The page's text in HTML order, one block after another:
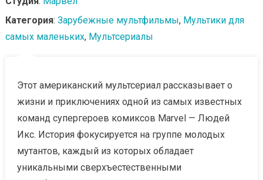
Категория: Зарубежные мультфильмы, Мультики для
самых маленьких, Мультсериалы
Этот американский мультсериал рассказывает о
жизни и приключениях одной из самых известных
команд супергероев комиксов Marvel — Людей
Икс. История фокусируется на группе молодых
мутантов, каждый из которых обладает
уникальными сверхъестественными